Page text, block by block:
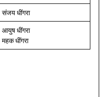
संजय धींगरा
आयुष धींगरा
महक धींगरा